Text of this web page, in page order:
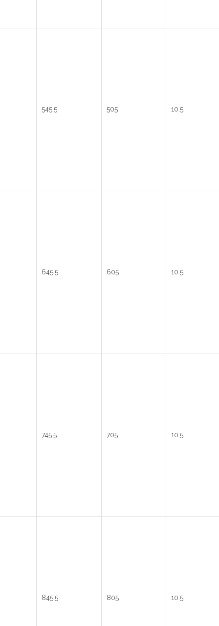
545.5 505 10.5
645.5 605 10.5
745.5 705 10.5
845.5 805 10.5